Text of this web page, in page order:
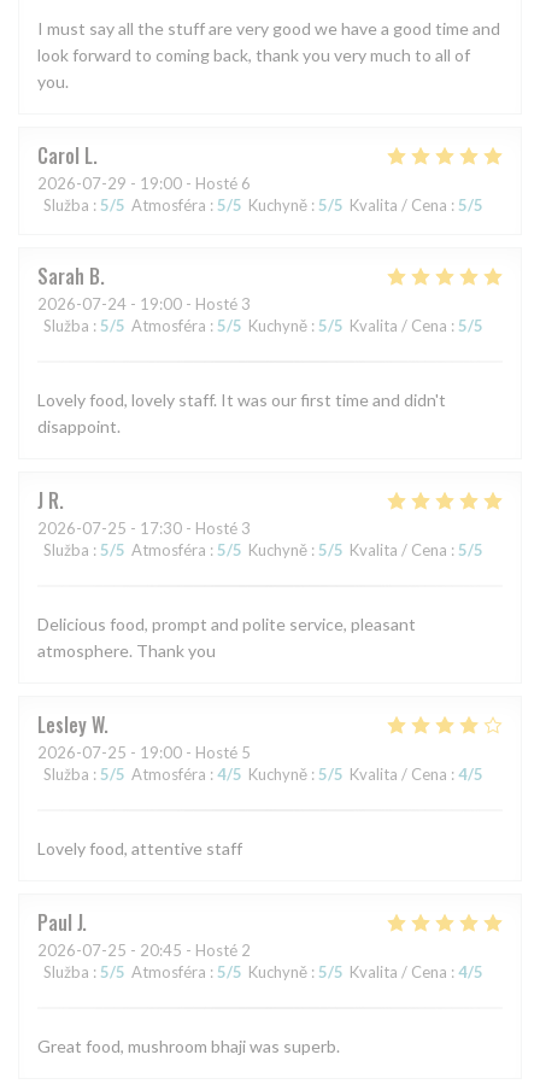
I must say all the stuff are very good we have a good time and
look forward to coming back, thank you very much to all of
you.
Carol L
2026-07-29 - 19:00 - Hosté 6
Služba : 5/5 Atmosféra : 5/5 Kuchyně : 5/5 Kvalita / Cena : 5/5
Sarah B
2026-07-24 - 19:00 - Hosté 3
Služba : 5/5 Atmosféra : 5/5 Kuchyně : 5/5 Kvalita / Cena : 5/5
Lovely food, lovely staff. It was our first time and didn't
disappoint.
J R
2026-07-25 - 17:30 - Hosté 3
Služba : 5/5 Atmosféra : 5/5 Kuchyně : 5/5 Kvalita / Cena : 5/5
Delicious food, prompt and polite service, pleasant
atmosphere. Thank you
LesleyW
2026-07-25 - 19:00 - Hosté 5
Služba : 5/5 Atmosféra : 4/5 Kuchyně : 5/5 Kvalita / Cena : 4/5
Lovely food, attentive staff
Paul J
2026-07-25 - 20:45 - Hosté 2
Služba : 5/5 Atmosféra : 5/5 Kuchyně : 5/5 Kvalita / Cena : 4/5
Great food, mushroom bhaji was superb.